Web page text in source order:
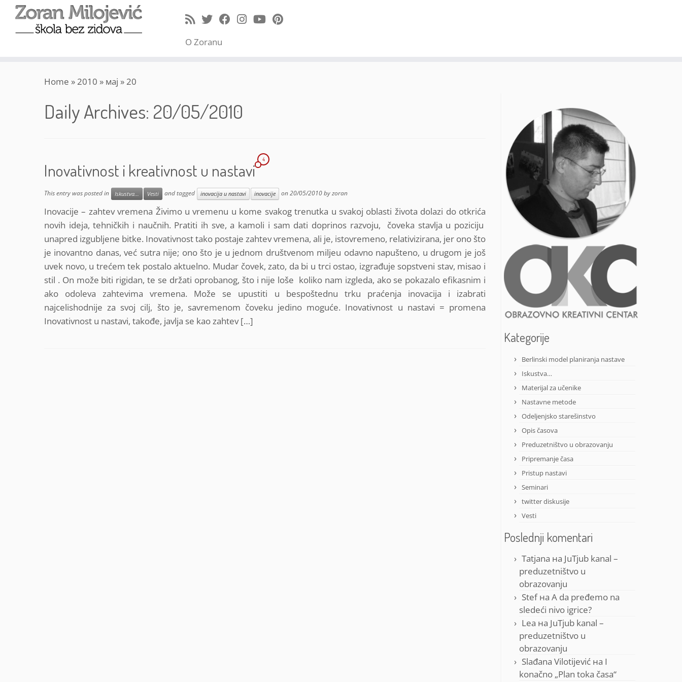
O Zoranu
Home »2010 » мај »20
Daily Archives: 20/05/2010
Inovativnost i kreativnost u nastavi
4
This entry was posted in Iskustva... Vesti and tagged inovacija u nastavi inovacije on20/05/2010byzoran
Inovacije – zahtev vremena Živimo u vremenu u kome svakog trenutka u svakoj oblasti života dolazi do otkrića
novih ideja, tehničkih i naučnih. Pratiti ih sve, a kamoli i sam dati doprinos razvoju, čoveka stavlja u poziciju
unapred izgubljene bitke. Inovativnost tako postaje zahtev vremena, ali je, istovremeno, relativizirana, jer ono što
je inovantno danas, već sutra nije; ono što je u jednom društvenom miljeu odavno napušteno, u drugom je još
uvek novo, u trećem tek postalo aktuelno. Mudar čovek, zato, da bi u trci ostao, izgrađuje sopstveni stav, misao i
stil . On može biti rigidan, te se držati oprobanog, što i nije loše koliko nam izgleda, ako se pokazalo efikasnim i
ako odoleva zahtevima vremena. Može se upustiti u bespoštednu trku praćenja inovacija i izabrati
najcelishodnije za svoj cilj, što je, savremenom čoveku jedino moguće. Inovativnost u nastavi = promena
Inovativnost u nastavi, takođe, javlja se kao zahtev […]
Kategorije
Berlinski model planiranja nastave
Iskustva…
Materijal za učenike
Nastavne metode
Odeljenjsko starešinstvo
Opis časova
Preduzetništvo u obrazovanju
Pripremanje časa
Pristup nastavi
Seminari
twitter diskusije
Vesti
Poslednji komentari
Tatjana на JuTjub kanal –
preduzetništvo u
obrazovanju
Stefна A da pređemo na
sledeći nivo igrice?
Lea на JuTjub kanal –
preduzetništvo u
obrazovanju
Slađana Vilotijević на I
konačno „Plan toka časa“